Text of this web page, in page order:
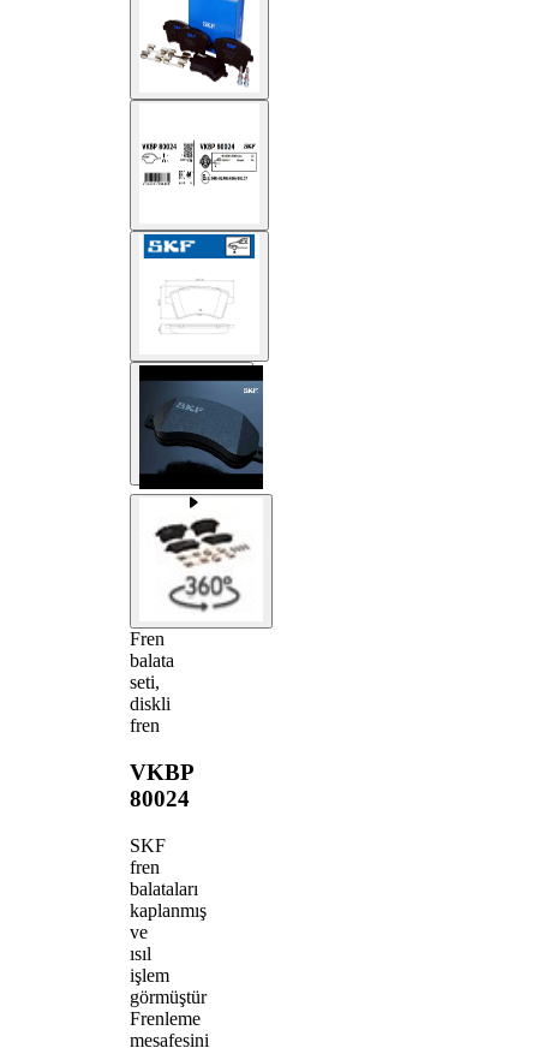
Fren
balata
seti,
diskli
fren
VKBP
80024
SKF
fren
balataları
kaplanmış
ve
ısıl
işlem
görmüştür
Frenleme
mesafesini